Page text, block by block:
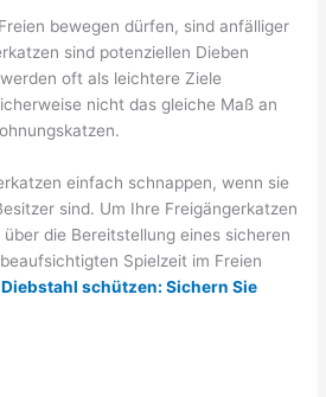
bewegen dürfen, sind anfälliger
sind potenziellen Dieben
oft als leichtere Ziele
nicht das gleiche Maß an
einfach schnappen, wenn sie
sind. Um Ihre Freigängerkatzen
die Bereitstellung eines sicheren
Spielzeit im Freien
schützen: Sichern Sie